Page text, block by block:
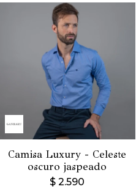
Camisa Luxury - Celeste
oscuro jaspeado
$ 2.590